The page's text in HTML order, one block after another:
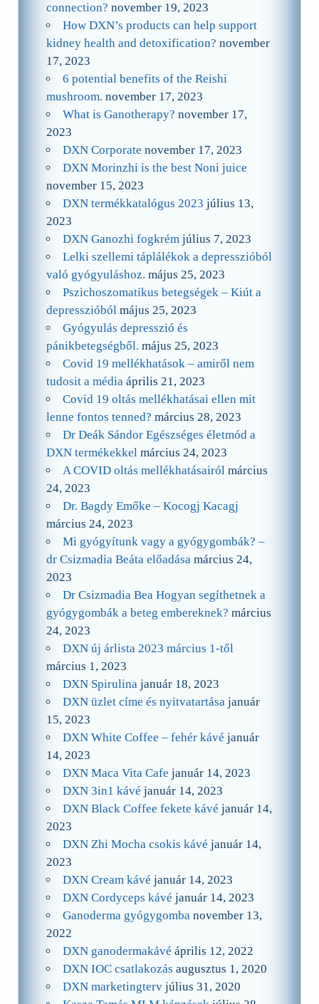
connection? november 19, 2023
How DXN’s products can help support
kidney health and detoxification? november
17, 2023
6 potential benefits of the Reishi
mushroom. november 17, 2023
What is Ganotherapy? november 17,
2023
DXN Corporate november 17, 2023
DXN Morinzhi is the best Noni juice
november 15, 2023
DXN termékkatalógus 2023 július 13,
2023
DXN Ganozhi fogkrém július 7, 2023
Lelki szellemi táplálékok a depresszióból
való gyógyuláshoz. május 25, 2023
Pszichoszomatikus betegségek – Kiút a
depresszióból május 25, 2023
Gyógyulás depresszió és
pánikbetegségből. május 25, 2023
Covid 19 mellékhatások – amiről nem
tudosit a média április 21, 2023
Covid 19 oltás mellékhatásai ellen mit
lenne fontos tenned? március 28, 2023
Dr Deák Sándor Egészséges életmód a
DXN termékekkel március 24, 2023
A COVID oltás mellékhatásairól március
24, 2023
Dr. Bagdy Emőke – Kocogj Kacagj
március 24, 2023
Mi gyógyítunk vagy a gyógygombák? –
dr Csizmadia Beáta előadása március 24,
2023
Dr Csizmadia Bea Hogyan segíthetnek a
gyógygombák a beteg embereknek? március
24, 2023
DXN új árlista 2023 március 1-től
március 1, 2023
DXN Spirulina január 18, 2023
DXN üzlet címe és nyitvatartása január
15, 2023
DXN White Coffee – fehér kávé január
14, 2023
DXN Maca Vita Cafe január 14, 2023
DXN 3in1 kávé január 14, 2023
DXN Black Coffee fekete kávé január 14,
2023
DXN Zhi Mocha csokis kávé január 14,
2023
DXN Cream kávé január 14, 2023
DXN Cordyceps kávé január 14, 2023
Ganoderma gyógygomba november 13,
2022
DXN ganodermakávé április 12, 2022
DXN IOC csatlakozás augusztus 1, 2020
DXN marketingterv július 31, 2020